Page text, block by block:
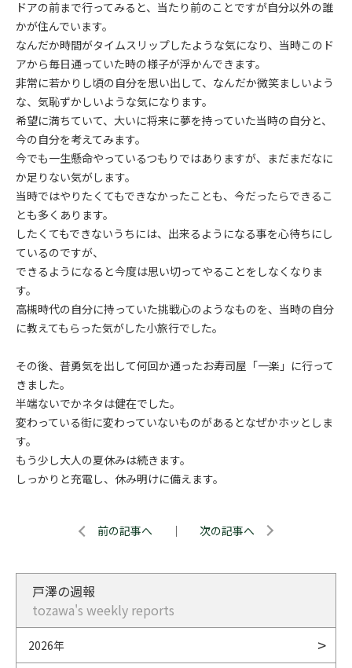
ドアの前まで行ってみると、当たり前のことですが自分以外の誰
かが住んでいます。
なんだか時間がタイムスリップしたような気になり、当時このド
アから毎日通っていた時の様子が浮かんできます。
非常に若かりし頃の自分を思い出して、なんだか微笑ましいよう
な、気恥ずかしいような気になります。
希望に満ちていて、大いに将来に夢を持っていた当時の自分と、
今の自分を考えてみます。
今でも一生懸命やっているつもりではありますが、まだまだなに
か足りない気がします。
当時ではやりたくてもできなかったことも、今だったらできるこ
とも多くあります。
したくてもできないうちには、出来るようになる事を心待ちにし
ているのですが、
できるようになると今度は思い切ってやることをしなくなりま
す。
高槻時代の自分に持っていた挑戦心のようなものを、当時の自分
に教えてもらった気がした小旅行でした。
その後、昔勇気を出して何回か通ったお寿司屋「一楽」に行って
きました。
半端ないでかネタは健在でした。
変わっている街に変わっていないものがあるとなぜかホッとしま
す。
もう少し大人の夏休みは続きます。
しっかりと充電し、休み明けに備えます。
前の記事へ ｜ 次の記事へ
戸澤の週報
tozawa's weekly reports
2026年